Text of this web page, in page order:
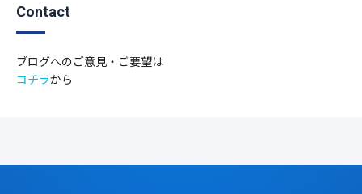
Contact
ブログへのご意見・ご要望は
コチラから